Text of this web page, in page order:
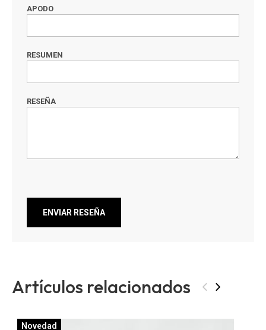
APODO
RESUMEN
RESEÑA
ENVIAR RESEÑA
Artículos relacionados ‹ ›
Novedad